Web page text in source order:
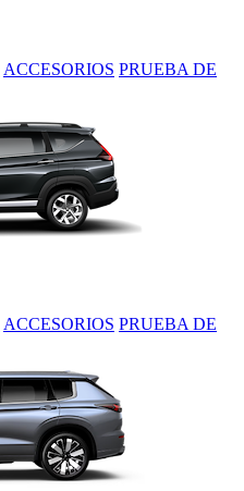
ACCESORIOS PRUEBA DE
ACCESORIOS PRUEBA DE